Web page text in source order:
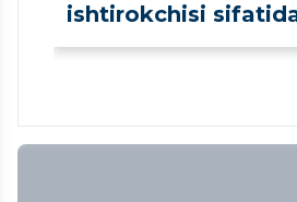
ishtirokchisi
ro‘yxatdan